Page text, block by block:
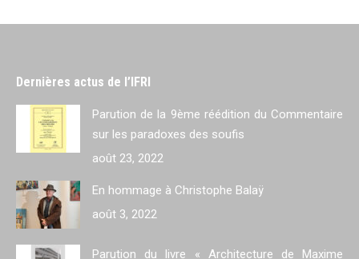
Dernières actus de l’IFRI
Parution de la 9ème réédition du Commentaire
sur les paradoxes des soufis
août 23, 2022
En hommage à Christophe Balaÿ
août 3, 2022
Parution du livre « Architecture de Maxime